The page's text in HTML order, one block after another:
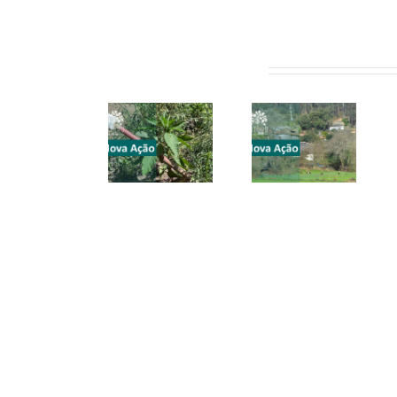
CONVITE |
Valongo |
20 junho
2026
CONVITE |
#SEI2026 |
23-31 maio
2026